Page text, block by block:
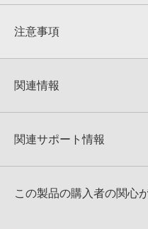
★★★★★
★5
★4
★1
注意事項
KONTAKTフォーマットは、
でお使いいただけます。無償
4GBを超えるデータに関する
きます際には、NTFSやHFS
いただく必要がございます。
関連情報
TRANCE HITS BUNDLEのサ
関連サポート情報
2022.06.06
この製品の購入者の関心